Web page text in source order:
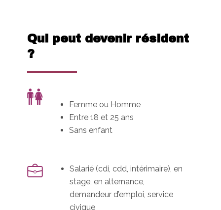
Qui peut devenir résident
?
Femme ou Homme
Entre 18 et 25 ans
Sans enfant
Salarié (cdi, cdd, intérimaire), en
stage, en alternance,
demandeur d’emploi, service
civique